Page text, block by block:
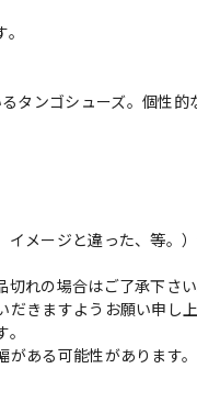
ンゴシューズ。個性的
メージと違った、等。
れの場合はご了承下さい
きますようお願い申し上
ある可能性があります。